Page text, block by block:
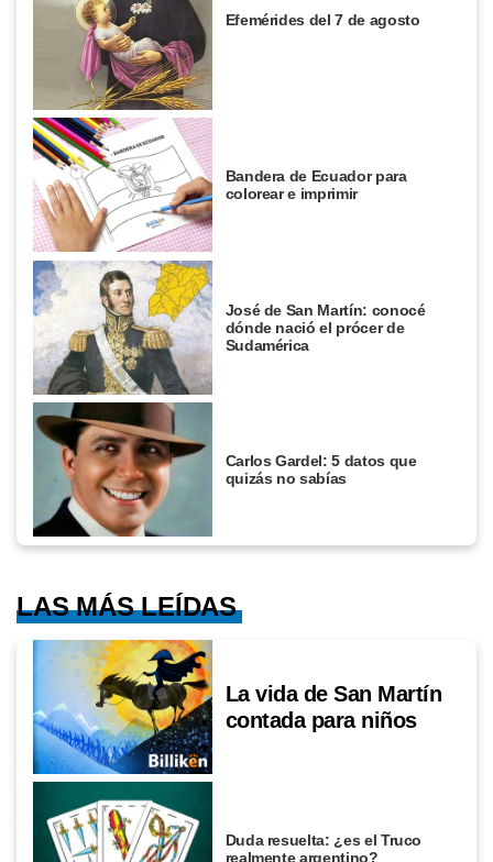
Efemérides del 7 de agosto
Bandera de Ecuador para
colorear e imprimir
José de San Martín: conocé
dónde nació el prócer de
Sudamérica
Carlos Gardel: 5 datos que
quizás no sabías
LAS MÁS LEÍDAS
La vida de San Martín
contada para niños
Duda resuelta: ¿es el Truco
realmente argentino?